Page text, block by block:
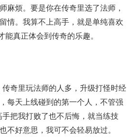
麻烦。要是你在传奇里选了法师，
情。我算不上高手，就是单纯喜欢
真正体会到传奇的乐趣。
奇里玩法师的人多，升级打怪时经
每天上线碰到的第一个人，不管强
把我打败了也不后悔，就当练技
不好意思，我可不会轻易放过。